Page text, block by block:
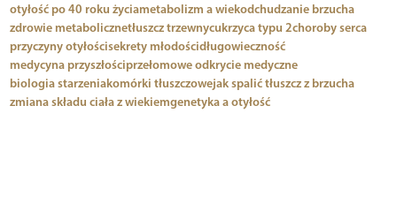
otyłość po 40 roku życiametabolizm a wiekodchudzanie brzucha
zdrowie metabolicznetłuszcz trzewnycukrzyca typu 2choroby serca
przyczyny otyłościsekrety młodościdługowieczność
medycyna przyszłościprzełomowe odkrycie medyczne
biologia starzeniakomórki tłuszczowejak spalić tłuszcz z brzucha
zmiana składu ciała z wiekiemgenetyka a otyłość